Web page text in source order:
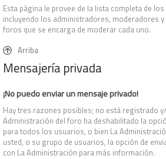
Esta página le provee de la lista completa de
incluyendo los administradores, moderadores
foros que se encarga de moderar cada uno.
Arriba
Mensajería privada
¡No puedo enviar un mensaje privado!
Hay tres razones posibles; no está registrado
Administración del foro ha deshabilitado la
para todos los usuarios, o bien La
usted, o su grupo de usuarios, la opción de
con La Administración para más información.